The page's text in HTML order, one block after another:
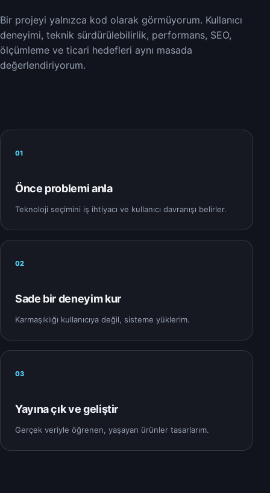
Bir projeyi yalnızca kod olarak görmüyorum. Kullanıcı
deneyimi, teknik sürdürülebilirlik, performans, SEO,
ölçümleme ve ticari hedefleri aynı masada
değerlendiriyorum.
01
Önce problemi anla
Teknoloji seçimini iş ihtiyacı ve kullanıcı davranışı belirler.
02
Sade bir deneyim kur
Karmaşıklığı kullanıcıya değil, sisteme yüklerim.
03
Yayına çık ve geliştir
Gerçek veriyle öğrenen, yaşayan ürünler tasarlarım.